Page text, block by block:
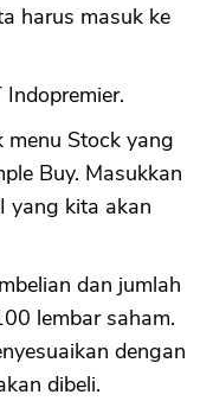
harus masuk ke
menu Stock yang
Buy. Masukkan
yang kita akan
dan jumlah
lembar saham.
dengan
dibeli.